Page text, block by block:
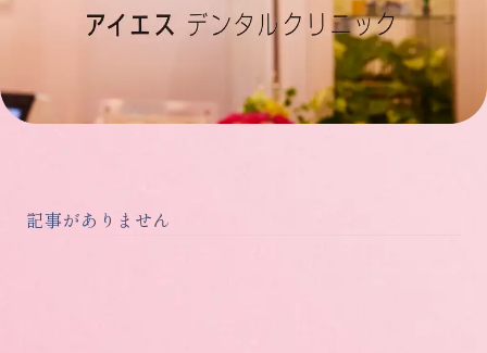
記事がありません